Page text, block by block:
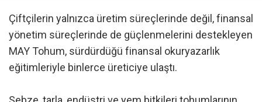
Çiftçilerin yalnızca üretim süreçlerinde değil, finansal
yönetim süreçlerinde de güçlenmelerini destekleyen
MAY Tohum, sürdürdüğü finansal okuryazarlık
eğitimleriyle binlerce üreticiye ulaştı.